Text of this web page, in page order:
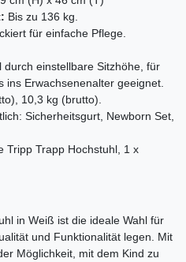
Bis zu 136 kg.
für einfache Pflege.
durch einstellbare Sitzhöhe, für
ins Erwachsenenalter geeignet.
10,3 kg (brutto).
Sicherheitsgurt, Newborn Set,
Tripp Trapp Hochstuhl, 1 x
in Weiß ist die ideale Wahl für
und Funktionalität legen. Mit
Möglichkeit, mit dem Kind zu